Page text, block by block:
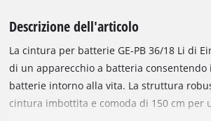
Descrizione dell'articolo
La cintura per batterie GE-PB 36/18 Li di
di un apparecchio a batteria
batterie intorno alla vita. La struttura
cintura imbottita e comoda di 150 cm per